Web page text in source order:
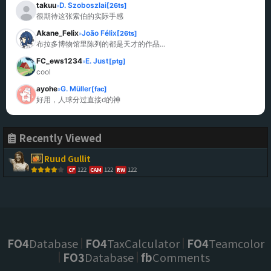
takuu»D. Szoboszlai[26ts]
很期待这张索伯的实际手感
Akane_Felix»João Félix[26ts]
布拉多博物馆里陈列的都是天才的作品…
FC_ews1234»E. Just[ptg]
cool
ayohe»G. Müller[fac]
好用，人球分过直接d的神
Recently Viewed
Ruud Gullit
CF 122 CAM 122 RW 122
FO4Database FO4TaxCalculator FO4Teamcolor
FO3Database fbComments